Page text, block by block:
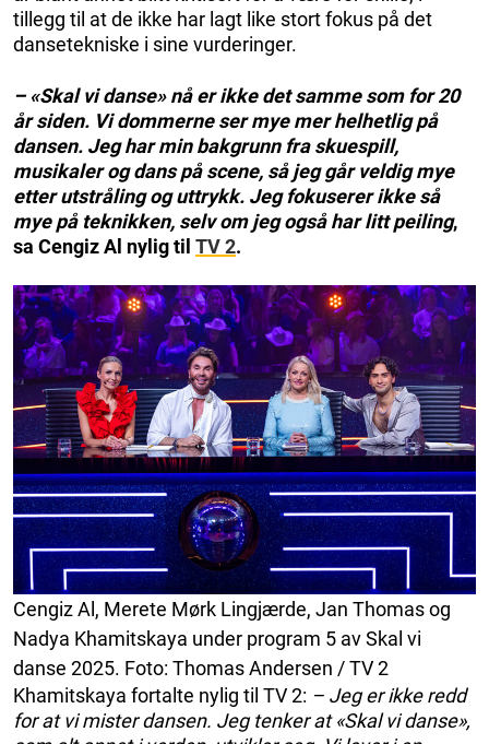
tillegg til at de ikke har lagt like stort fokus på det
dansetekniske i sine vurderinger.
– «Skal vi danse» nå er ikke det samme som for 20
år siden. Vi dommerne ser mye mer helhetlig på
dansen. Jeg har min bakgrunn fra skuespill,
musikaler og dans på scene, så jeg går veldig mye
etter utstråling og uttrykk. Jeg fokuserer ikke så
mye på teknikken, selv om jeg også har litt peiling,
sa Cengiz Al nylig til TV 2.
Cengiz Al, Merete Mørk Lingjærde, Jan Thomas og
Nadya Khamitskaya under program 5 av Skal vi
danse 2025. Foto: Thomas Andersen / TV 2
Khamitskaya fortalte nylig til TV 2: – Jeg er ikke redd
for at vi mister dansen. Jeg tenker at «Skal vi danse»,